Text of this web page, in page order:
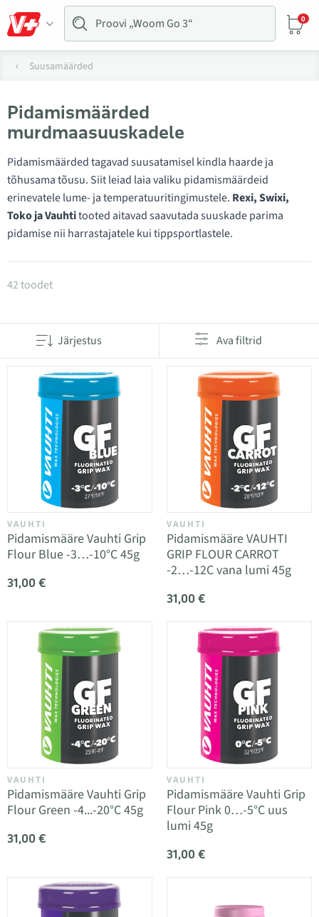
0
Suusamäärded
Pidamismäärded
murdmaasuuskadele
Pidamismäärded tagavad suusatamisel kindla haarde ja
tõhusama tõusu. Siit leiad laia valiku pidamismäärdeid
erinevatele lume- ja temperatuuritingimustele. Rexi, Swixi,
Toko ja Vauhtitooted aitavad saavutada suuskade parima
pidamise nii harrastajatele kui tippsportlastele.
Tooted kategoorias Pidamismäärded
42 toodet
Järjestus Ava filtrid
VAUHTI
Pidamismääre Vauhti Grip
Flour Blue -3…-10°C 45g
31,00 €
VAUHTI
Pidamismääre VAUHTI
GRIP FLOUR CARROT
-2…-12C vana lumi 45g
31,00 €
VAUHTI
Pidamismääre Vauhti Grip
Flour Green -4...-20°C 45g
31,00 €
VAUHTI
Pidamismääre Vauhti Grip
Flour Pink 0…-5°C uus
lumi 45g
31,00 €